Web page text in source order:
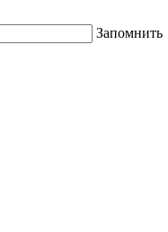
Запомнить